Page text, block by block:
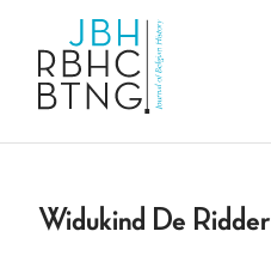
Widukind De Ridder